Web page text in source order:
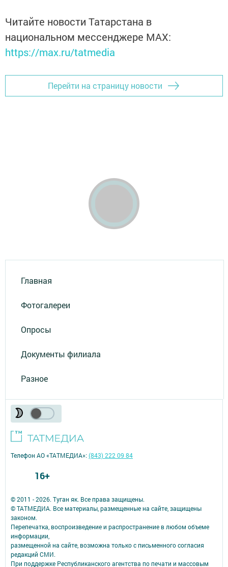
Читайте новости Татарстана в
национальном мессенджере MАХ:
https://max.ru/tatmedia
Перейти на страницу новости
Главная
Фотогалереи
Опросы
Документы филиала
Разное
© 2011 - 2026. Туган як. Все права защищены.
© ТАТМЕДИА. Все материалы, размещенные на сайте, защищены
законом.
Перепечатка, воспроизведение и распространение в любом объеме
информации,
размещенной на сайте, возможна только с письменного согласия
редакций СМИ.
При поддержке Республиканского агентства по печати и массовым
Телефон АО «ТАТМЕДИА»:(843) 222 09 84
16+